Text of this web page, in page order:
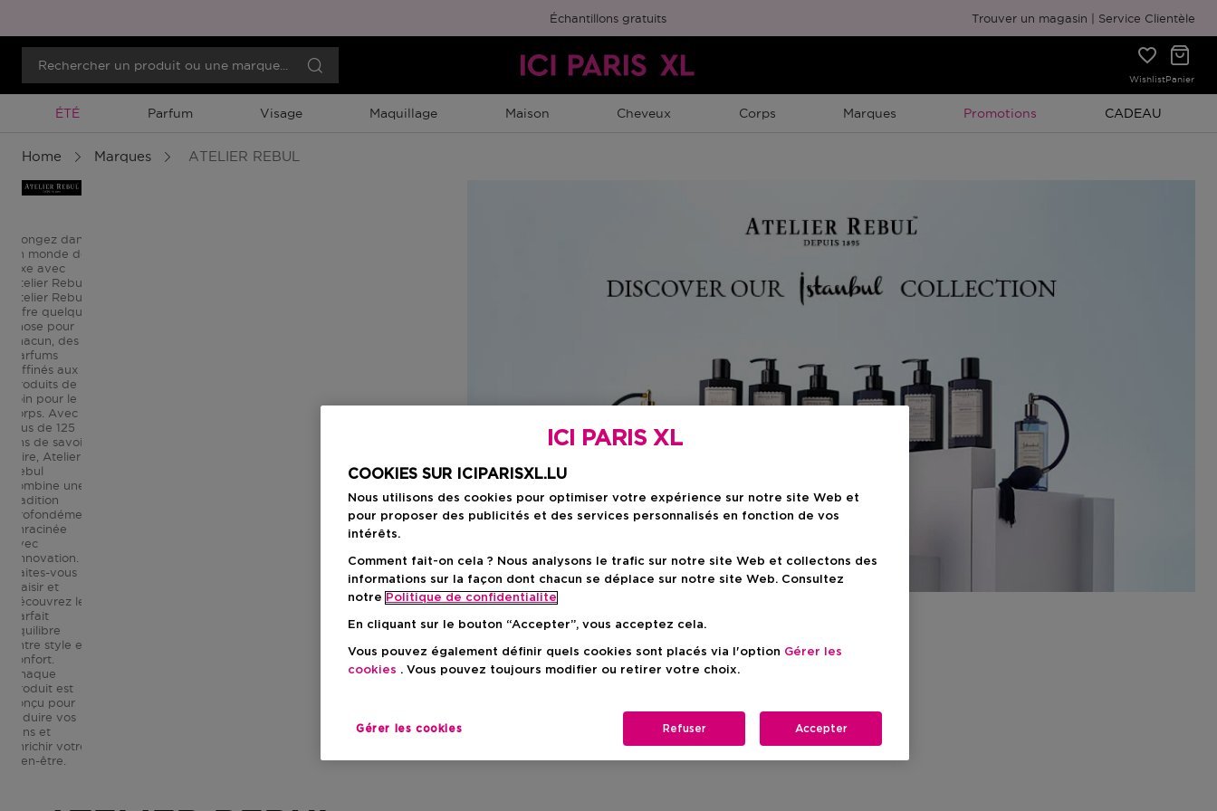
Échantillons gratuits Emballage cadeau gratuit
Trouver un magasin Service Clientèle
WishlistPanier
Promotion À Durée Limitée
ÉTÉ Parfum Visage Maquillage Maison Cheveux Corps Marques Promotion À Durée Limitée
Promotions Promotion À
CADEAU
Home Marques ATELIER REBUL
Plongez dans
un monde de
luxe avec
Atelier Rebul
Atelier Rebul
offre quelque
chose pour
chacun, des
parfums
raffinés aux
produits de
soin pour le
corps. Avec
plus de 125
ans de savoir-
faire, Atelier
Rebul
combine une
tradition
profondément
enracinée
avec
l'innovation.
Faites-vous
plaisir et
découvrez le
parfait
équilibre
entre style et
confort.
Chaque
produit est
conçu pour
séduire vos
sens et
enrichir votre
bien-être.
ICI PARIS XL
COOKIES SUR ICIPARISXL.LU
Nous utilisons des cookies pour optimiser votre expérience sur notre site Web et
pour proposer des publicités et des services personnalisés en fonction de vos
intérêts.
Comment fait-on cela ? Nous analysons le trafic sur notre site Web et collectons des
informations sur la façon dont chacun se déplace sur notre site Web. Consultez
notre Politique de confidentialite
En cliquant sur le bouton “Accepter”, vous acceptez cela.
Vous pouvez également définir quels cookies sont placés via l'option Gérer les
cookies . Vous pouvez toujours modifier ou retirer votre choix.
Gérer les cookies Refuser Accepter